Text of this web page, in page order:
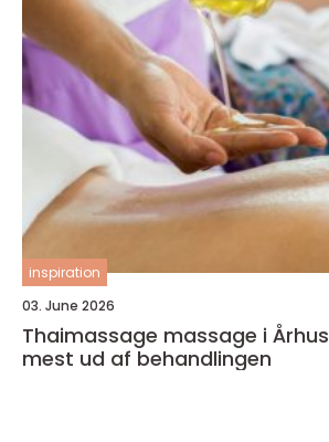
inspiration
03. June 2026
Thaimassage massage i Århus sådan får du
mest ud af behandlingen